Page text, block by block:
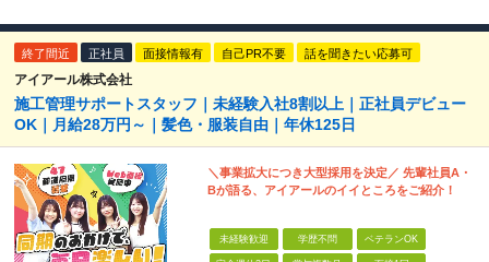
終了間近 正社員 面接情報有 自己PR不要 話を聞きたい応募可
アイアール株式会社
施工管理サポートスタッフ｜未経験入社8割以上｜正社員デビュー
OK｜月給28万円～｜髪色・服装自由｜年休125日
＼事業拡大につき大型採用を決定／ 先輩社員A・
Bが語る、アイアールのイイところをご紹介！
未経験歓迎 学歴不問 ベテランOK